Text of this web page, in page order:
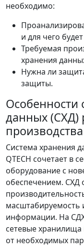
необходимо:
и для чего
Требуемая
хранения
Нужна ли
защиты.
Особенности
данных (СХД)
производства
Система хранения
QTECH сочетает в
оборудование с
обеспечением. СХД
масштабируемость
информации. На
сетевые хранилища
от необходимых